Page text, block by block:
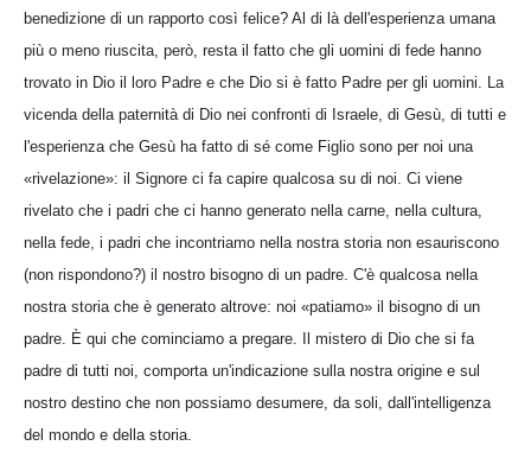
benedizione di un rapporto così felice? Al di là dell'esperienza umana
più o meno riuscita, però, resta il fatto che gli uomini di fede hanno
trovato in Dio il loro Padre e che Dio si è fatto Padre per gli uomini. La
vicenda della paternità di Dio nei confronti di Israele, di Gesù, di tutti e
l'esperienza che Gesù ha fatto di sé come Figlio sono per noi una
«rivelazione»: il Signore ci fa capire qualcosa su di noi. Ci viene
rivelato che i padri che ci hanno generato nella carne, nella cultura,
nella fede, i padri che incontriamo nella nostra storia non esauriscono
(non rispondono?) il nostro bisogno di un padre. C'è qualcosa nella
nostra storia che è generato altrove: noi «patiamo» il bisogno di un
padre. È qui che cominciamo a pregare. Il mistero di Dio che si fa
padre di tutti noi, comporta un'indicazione sulla nostra origine e sul
nostro destino che non possiamo desumere, da soli, dall'intelligenza
del mondo e della storia.